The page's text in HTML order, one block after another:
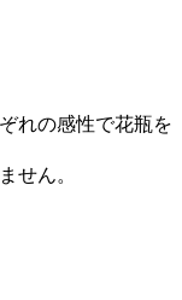
れの感性で花瓶を
せん。